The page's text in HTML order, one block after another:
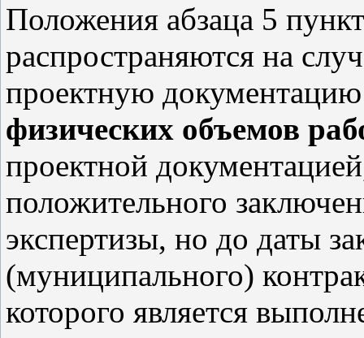
Положения абзаца 5
распространяются на
проектную
физических объемов
проектной
положительного
экспертизы, но до даты
(муниципального)
которого является